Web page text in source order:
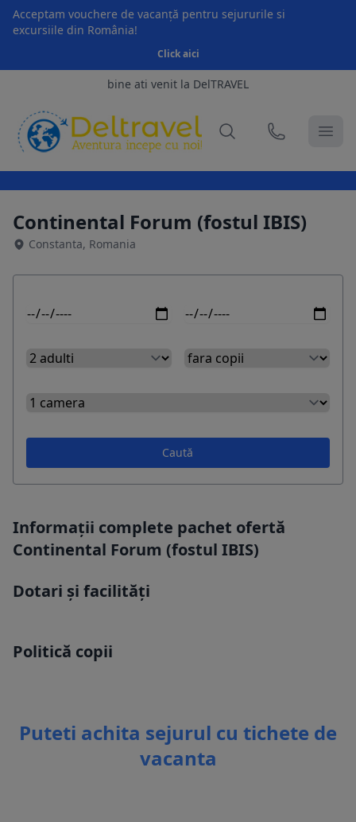
Acceptam vouchere de vacanță pentru sejururile si
excursiile din România!
Click aici
bine ati venit la DelTRAVEL
Continental Forum (fostul IBIS)
Constanta, Romania
Caută
Informații complete pachet ofertă
Continental Forum (fostul IBIS)
Dotari și facilități
Politică copii
Puteti achita sejurul cu tichete de
vacanta